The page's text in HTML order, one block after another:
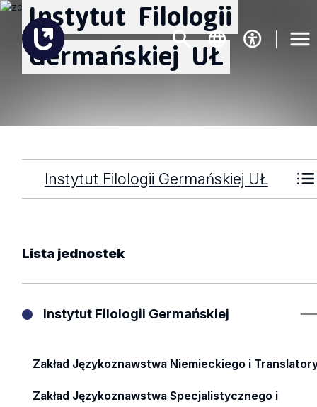
Instytut Filologii
Germańskiej UŁ
Instytut Filologii Germańskiej UŁ
Lista jednostek
Instytut Filologii Germańskiej
Zakład Językoznawstwa Niemieckiego i
Zakład Językoznawstwa Specjalistycznego i